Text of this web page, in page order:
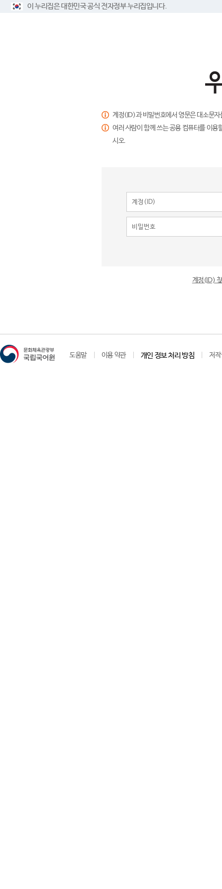
이 누리집은 대한민국 공식 전자정부 누리집입니다.
계정(ID)과 비밀번호에서 영문은 대소문
여러 사람이 함께 쓰는 공용 컴퓨터를 이
시오.
계정(ID)
도움말 이용 약관 개인 정보 처리 방침 저